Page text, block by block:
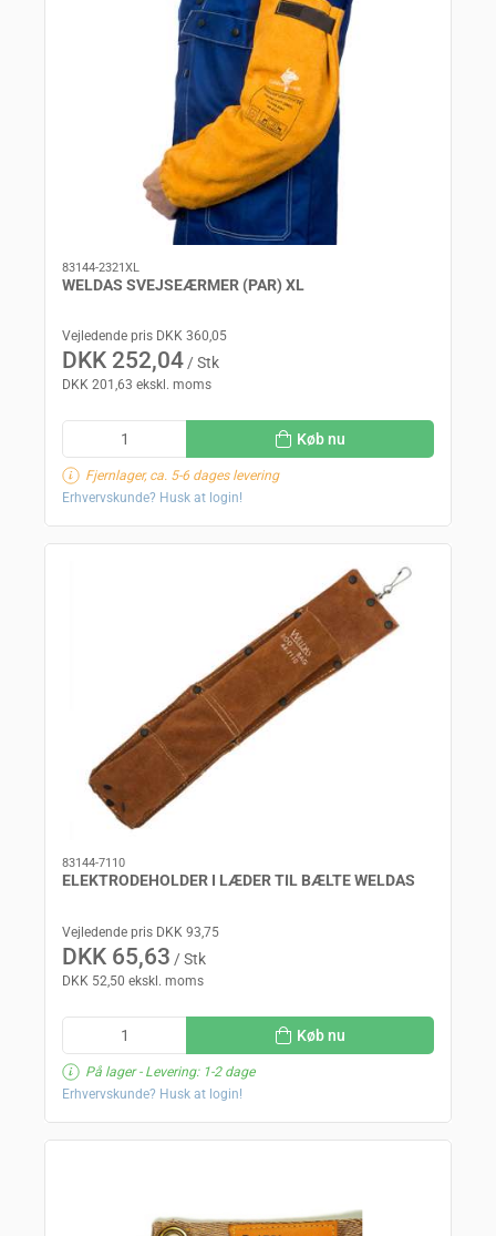
83144-2321XL
WELDAS SVEJSEÆRMER (PAR) XL
Vejledende pris DKK 360,05
DKK 252,04/ Stk
DKK 201,63 ekskl. moms
Køb nu
Fjernlager, ca. 5-6 dages levering
Erhvervskunde? Husk at login!
83144-7110
ELEKTRODEHOLDER I LÆDER TIL BÆLTE WELDAS
Vejledende pris DKK 93,75
DKK 65,63 / Stk
DKK 52,50 ekskl. moms
Køb nu
På lager- Levering: 1-2 dage
Erhvervskunde? Husk at login!